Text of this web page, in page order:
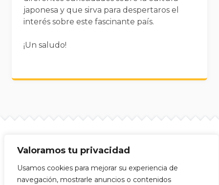
Valoramos tu privacidad
Usamos cookies para mejorar su experiencia de
navegación, mostrarle anuncios o contenidos
japonesa y que sirva para despertaros el
interés sobre este fascinante país.
¡Un saludo!